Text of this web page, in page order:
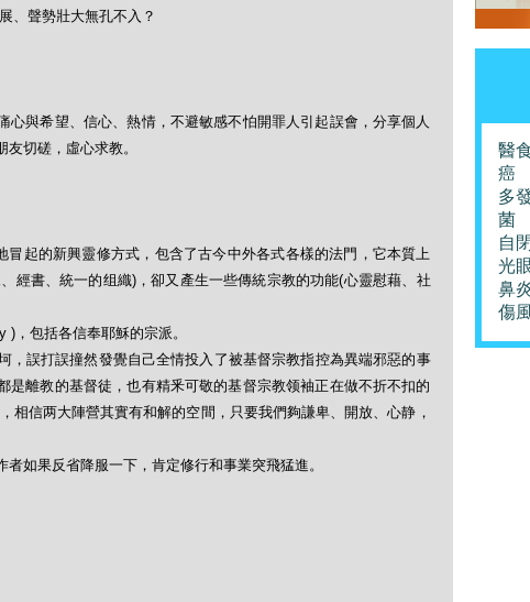
、聲勢壯大無孔不入？
心與希望、信心、熱情，不避敏感不怕開罪人引起誤會，分享個人
切磋，虛心求教。
冒起的新興靈修方式，包含了古今中外各式各樣的法門，它本質上
經書、統一的组織)，卻又產生一些傳統宗教的功能(心靈慰藉、社
，包括各信奉耶穌的宗派。
，誤打誤撞然發覺自己全情投入了被基督宗教指控為異端邪惡的事
是離教的基督徒，也有精釆可敬的基督宗教领袖正在做不折不扣的
相信两大陣營其實有和解的空間，只要我們夠謙卑、開放、心静，
如果反省降服一下，肯定修行和事業突飛猛進。
醫
癌
多
菌
自
光
鼻
傷